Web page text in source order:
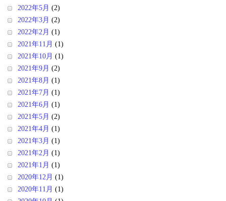
2022年5月 (2)
2022年3月 (2)
2022年2月 (1)
2021年11月 (1)
2021年10月 (1)
2021年9月 (2)
2021年8月 (1)
2021年7月 (1)
2021年6月 (1)
2021年5月 (2)
2021年4月 (1)
2021年3月 (1)
2021年2月 (1)
2021年1月 (1)
2020年12月 (1)
2020年11月 (1)